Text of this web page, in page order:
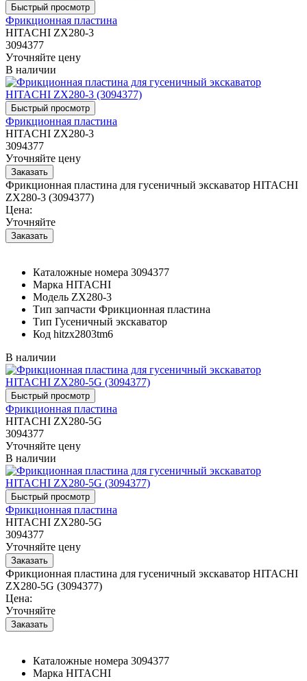
Фрикционная пластина
HITACHI ZX280-3
3094377
Уточняйте цену
В наличии
Фрикционная пластина
HITACHI ZX280-3
3094377
Уточняйте цену
Фрикционная пластина для гусеничный экскаватор HITACHI
ZX280-3 (3094377)
Цена:
Уточняйте
Каталожные номера 3094377
Марка HITACHI
Модель ZX280-3
Тип запчасти Фрикционная пластина
Тип Гусеничный экскаватор
Код hitzx2803tm6
В наличии
Фрикционная пластина
HITACHI ZX280-5G
3094377
Уточняйте цену
В наличии
Фрикционная пластина
HITACHI ZX280-5G
3094377
Уточняйте цену
Фрикционная пластина для гусеничный экскаватор HITACHI
ZX280-5G (3094377)
Цена:
Уточняйте
Каталожные номера 3094377
Марка HITACHI